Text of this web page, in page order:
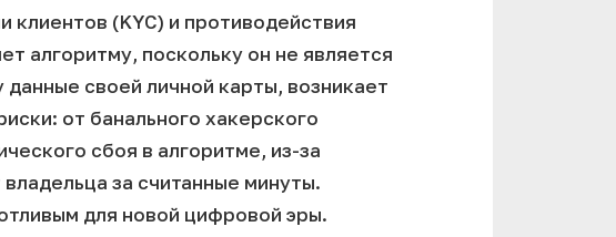
клиентов (KYC) и противодействия
алгоритму, поскольку он не является
своей личной карты, возникает
от банального хакерского
сбоя в алгоритме, из-за
за считанные минуты.
для новой цифровой эры.